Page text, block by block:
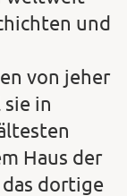
und
von jeher
in
Haus der
das dortige